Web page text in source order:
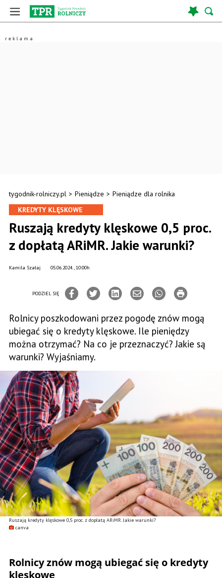
tygodnik-rolniczy.pl > Pieniądze > Pieniądze dla rolnika
Ruszają kredyty klęskowe 0,5 proc. z dopłatą ARiMR. Jakie warunki?
canva
KREDYTY KLĘSKOWE
Ruszają kredyty klęskowe 0,5 proc.
z dopłatą ARiMR. Jakie warunki?
05.06.2024., 10:00h
Kamila Szałaj
PODZIEL SIĘ
Rolnicy poszkodowani przez pogodę znów mogą
ubiegać się o kredyty klęskowe. Ile pieniędzy
można otrzymać? Na co je przeznaczyć? Jakie są
warunki? Wyjaśniamy.
Rolnicy znów mogą ubiegać się o kredyty
klęskowe